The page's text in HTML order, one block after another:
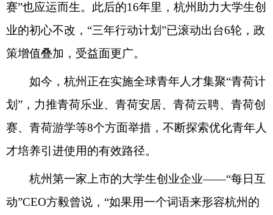
赛”也应运而生。此后的16年里，杭州助力大学生创
业的初心不改，“三年行动计划”已滚动出台6轮，政
策增值叠加，受益面更广。
如今，杭州正在实施全球青年人才集聚“青荷计
划”，力推青荷乐业、青荷安居、青荷云聘、青荷创
赛、青荷游学等8个方面举措，不断探索优化青年人
才培养引进使用的有效路径。
杭州第一家上市的大学生创业企业——“每日互
动”CEO方毅曾说，“如果用一个词语来形容杭州的